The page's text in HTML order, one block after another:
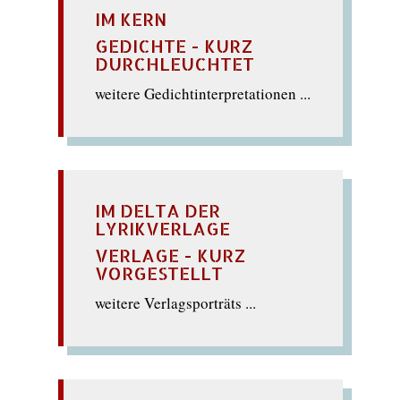
IM KERN
GEDICHTE - KURZ
DURCHLEUCHTET
weitere Gedichtinterpretationen ...
IM DELTA DER
LYRIKVERLAGE
VERLAGE - KURZ
VORGESTELLT
weitere Verlagsporträts ...